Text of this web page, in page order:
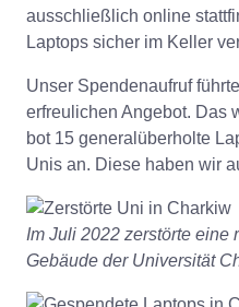
ausschließlich online
Laptops sicher im Keller
Unser Spendenaufruf
erfreulichen Angebot. Das
bot 15 generalüberholte
Unis an. Diese haben wir
Im Juli 2022 zerstörte eine
Gebäude der Universität